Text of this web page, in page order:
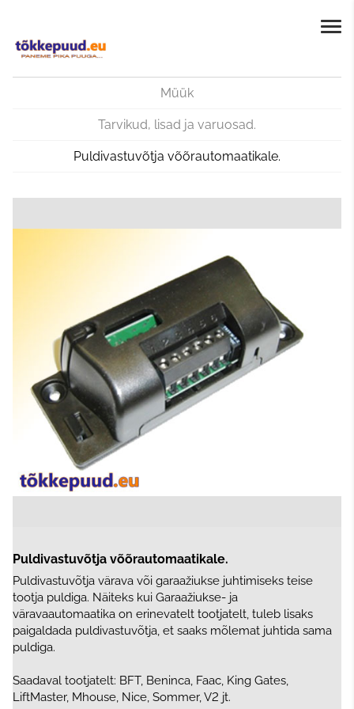
Müük
Tarvikud, lisad ja varuosad.
Puldivastuvõtja võõrautomaatikale.
Puldivastuvõtja võõrautomaatikale.
Puldivastuvõtja värava või garaažiukse juhtimiseks teise
tootja puldiga. Näiteks kui Garaažiukse- ja
väravaautomaatika on erinevatelt tootjatelt, tuleb lisaks
paigaldada puldivastuvõtja, et saaks mõlemat juhtida sama
puldiga.
Saadaval tootjatelt: BFT, Beninca, Faac, King Gates,
LiftMaster, Mhouse, Nice, Sommer, V2 jt.